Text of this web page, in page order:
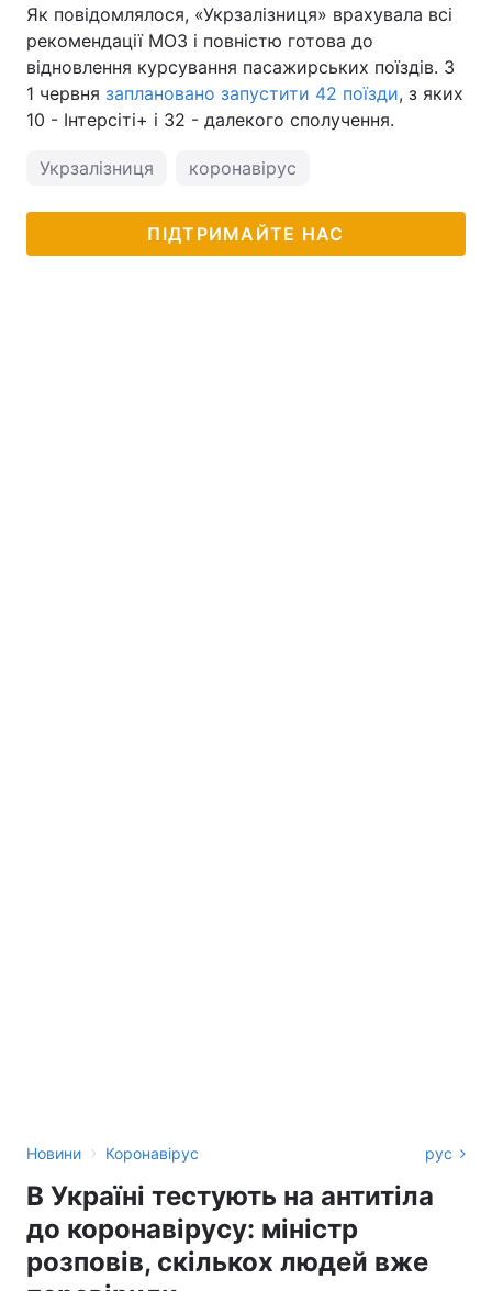
Як повідомлялося, «Укрзалізниця» врахувала всі
рекомендації МОЗ і повністю готова до
відновлення курсування пасажирських поїздів. З
1 червня заплановано запустити 42 поїзди, з яких
10 - Інтерсіті+ і 32 - далекого сполучення.
Укрзалізниця коронавірус
ПІДТРИМАЙТЕ НАС
Новини › Коронавірус рус
В Україні тестують на антитіла
до коронавірусу: міністр
розповів, скількох людей вже